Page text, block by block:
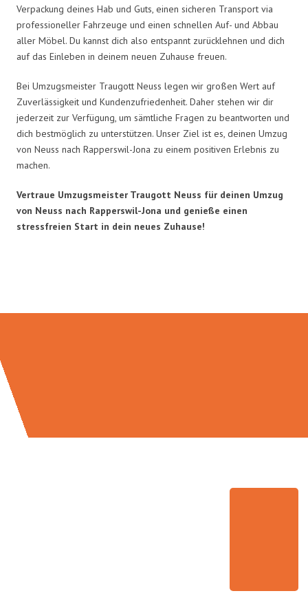
Verpackung deines Hab und Guts, einen sicheren Transport via
professioneller Fahrzeuge und einen schnellen Auf- und Abbau
aller Möbel. Du kannst dich also entspannt zurücklehnen und dich
auf das Einleben in deinem neuen Zuhause freuen.
Bei Umzugsmeister Traugott Neuss legen wir großen Wert auf
Zuverlässigkeit und Kundenzufriedenheit. Daher stehen wir dir
jederzeit zur Verfügung, um sämtliche Fragen zu beantworten und
dich bestmöglich zu unterstützen. Unser Ziel ist es, deinen Umzug
von Neuss nach Rapperswil-Jona zu einem positiven Erlebnis zu
machen.
Vertraue Umzugsmeister Traugott Neuss für deinen Umzug
von Neuss nach Rapperswil-Jona und genieße einen
stressfreien Start in dein neues Zuhause!